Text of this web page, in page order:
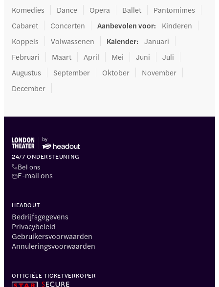
Komedies
Dance Opera Ballet
Pantomimes
Cabaret
Concerten Aanbevolen voor:
Kinderen
Koppels
Volwassenen Kalender:
Januari
Februari
Maart April Mei Juni
Juli
Augustus
September Oktober
November
December
24/7 ONDERSTEUNING
Bel ons
E-mail ons
HEADOUT
Bedrijfsgegevens
Privacybeleid
Gebruikersvoorwaarden
Annuleringsvoorwaarden
OFFICIËLE TICKETVERKOPER